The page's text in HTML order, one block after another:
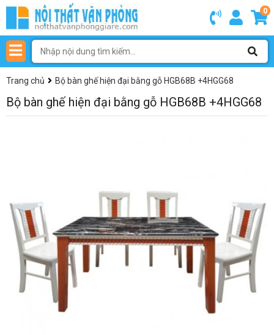
0
Trang chủ Bộ bàn ghế hiện đại bằng gỗ HGB68B +4HGG68
Bộ bàn ghế hiện đại bằng gỗ HGB68B +4HGG68